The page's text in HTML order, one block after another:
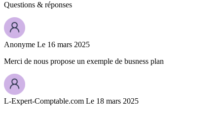
Questions & réponses
Anonyme Le 16 mars 2025
Merci de nous propose un exemple de busness plan
L-Expert-Comptable.com Le 18 mars 2025